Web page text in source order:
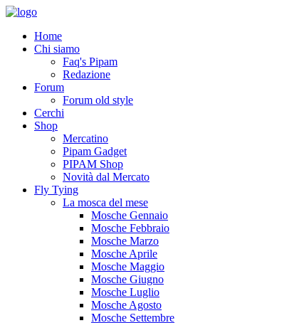
Home
Chi siamo
Faq's Pipam
Redazione
Forum
Forum old style
Cerchi
Shop
Mercatino
Pipam Gadget
PIPAM Shop
Novità dal Mercato
Fly Tying
La mosca del mese
Mosche Gennaio
Mosche Febbraio
Mosche Marzo
Mosche Aprile
Mosche Maggio
Mosche Giugno
Mosche Luglio
Mosche Agosto
Mosche Settembre